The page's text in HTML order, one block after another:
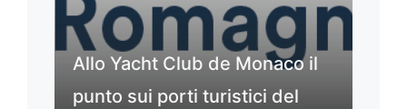
Allo Yacht Club de Monaco il
punto sui porti turistici del